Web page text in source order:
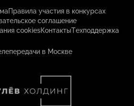
Правила участия в конкурсах
соглашение
cookiesКонтактыТехподдержка
в Москве